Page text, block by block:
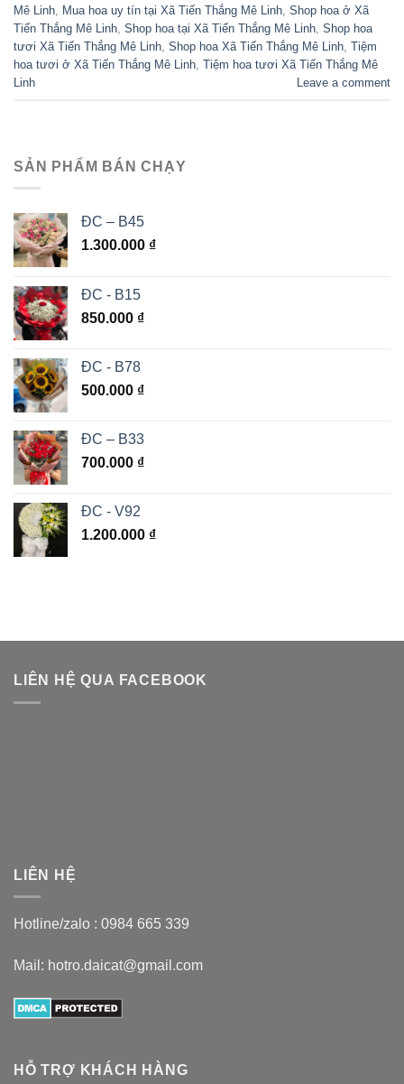
Mê Linh
Mua hoa uy tín tại Xã Tiến Thắng Mê Linh Shop hoa ở Xã
Tiến Thắng Mê Linh Shop hoa tại Xã Tiến Thắng Mê Linh Shop hoa
tươi Xã Tiến Thắng Mê Linh Shop hoa Xã Tiến Thắng Mê Linh Tiệm
hoa tươi ở Xã Tiến Thắng Mê Linh Tiệm hoa tươi Xã Tiến Thắng Mê
Linh
Leave a comment
SẢN PHẨM BÁN CHẠY
ĐC – B45
1.300.000 ₫
ĐC - B15
850.000 ₫
ĐC - B78
500.000 ₫
ĐC – B33
700.000 ₫
ĐC - V92
1.200.000 ₫
LIÊN HỆ QUA FACEBOOK
LIÊN HỆ
Hotline/zalo : 0984 665 339
Mail: hotro.daicat@gmail.com
HỖ TRỢ KHÁCH HÀNG